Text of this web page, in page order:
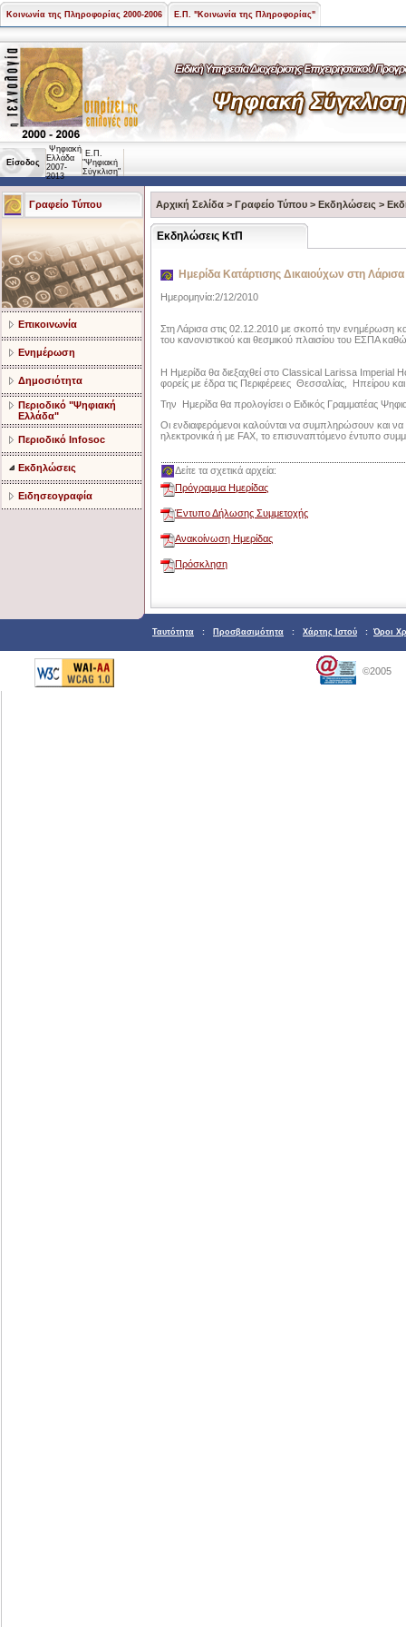
Κοινωνία της Πληροφορίας 2000-2006 Ε.Π. "Κοινωνία της Πληροφορίας"
Είσοδος
Ψηφιακή
Ελλάδα
2007-
2013
Ε.Π.
"Ψηφιακή
Σύγκλιση"
Γραφείο Τύπου
Επικοινωνία
Ενημέρωση
Δημοσιότητα
Περιοδικό "Ψηφιακή
Ελλάδα"
Περιοδικό Infosoc
Εκδηλώσεις
Ειδησεογραφία
Αρχική Σελίδα > Γραφείο Τύπου > Εκδηλώσεις >
Εκδηλώσεις ΚτΠ
Ημερίδα Κατάρτισης Δικαιούχων στη Λάρισα
Ημερομηνία:2/12/2010
Στη Λάρισα στις 02.12.2010 με σκοπό την ενημέρωση
του κανονιστικού και θεσμικού πλαισίου του ΕΣΠΑ
Η Ημερίδα θα διεξαχθεί στο Classical Larissa Imperial
φορείς με έδρα τις Περιφέρειες Θεσσαλίας, Ηπείρου
Την Ημερίδα θα προλογίσει ο Ειδικός Γραμματέας
Οι ενδιαφερόμενοι καλούνται να συμπληρώσουν και
ηλεκτρονικά ή με FAX, το επισυναπτόμενο έντυπο
Δείτε τα σχετικά αρχεία:
Πρόγραμμα Ημερίδας
Έντυπο Δήλωσης Συμμετοχής
Ανακοίνωση Ημερίδας
Πρόσκληση
Ταυτότητα : Προσβασιμότητα : Χάρτης Ιστού : Όροι
©2005